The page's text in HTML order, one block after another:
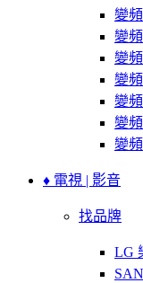
變
變
變
變
變
變
變
♦ 電視 | 影音
找品牌
LG